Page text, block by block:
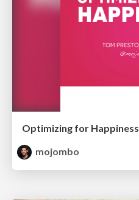
Optimizing for Happiness
mojombo